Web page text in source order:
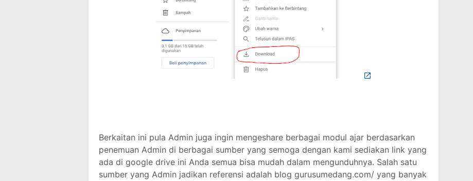
Berkaitan ini pula Admin juga ingin mengeshare berbagai modul ajar berdasarkan
penemuan Admin di berbagai sumber yang semoga dengan kami sediakan link yang
ada di google drive ini Anda semua bisa mudah dalam mengunduhnya. Salah satu
sumber yang Admin jadikan referensi adalah blog gurusumedang.com/ yang banyak